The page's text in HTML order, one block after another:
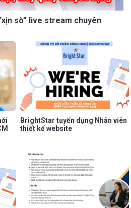
sò” live stream chuyên
BrightStar tuyển dụng Nhân viên
thiết kế website